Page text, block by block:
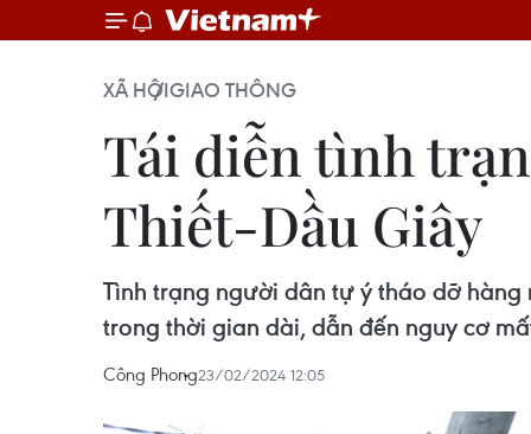
XÃ HỘIGIAO THÔNG
Tái diễn tình
Thiết-Dầu Giây
Tình trạng người dân tự ý tháo dỡ
trong thời gian dài, dẫn đến nguy cơ
Công Phong23/02/2024 12:05